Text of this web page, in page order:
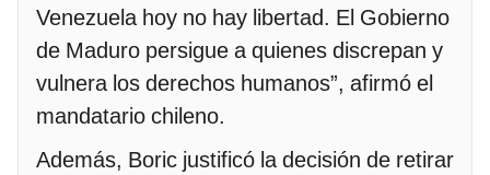
Venezuela hoy no hay libertad. El Gobierno
de Maduro persigue a quienes discrepan y
vulnera los derechos humanos”, afirmó el
mandatario chileno.
Además, Boric justificó la decisión de retirar